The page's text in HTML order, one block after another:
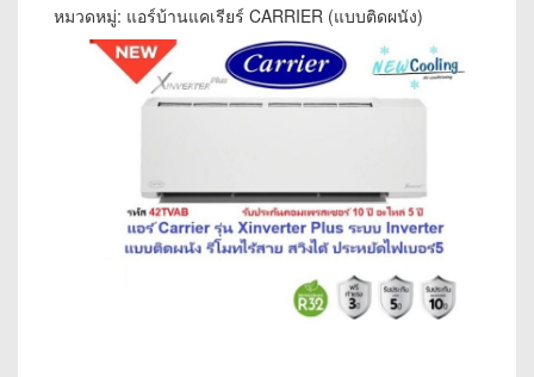
หมวดหมู่: แอร์บ้านแคเรียร์ CARRIER (แบบติดผนัง)